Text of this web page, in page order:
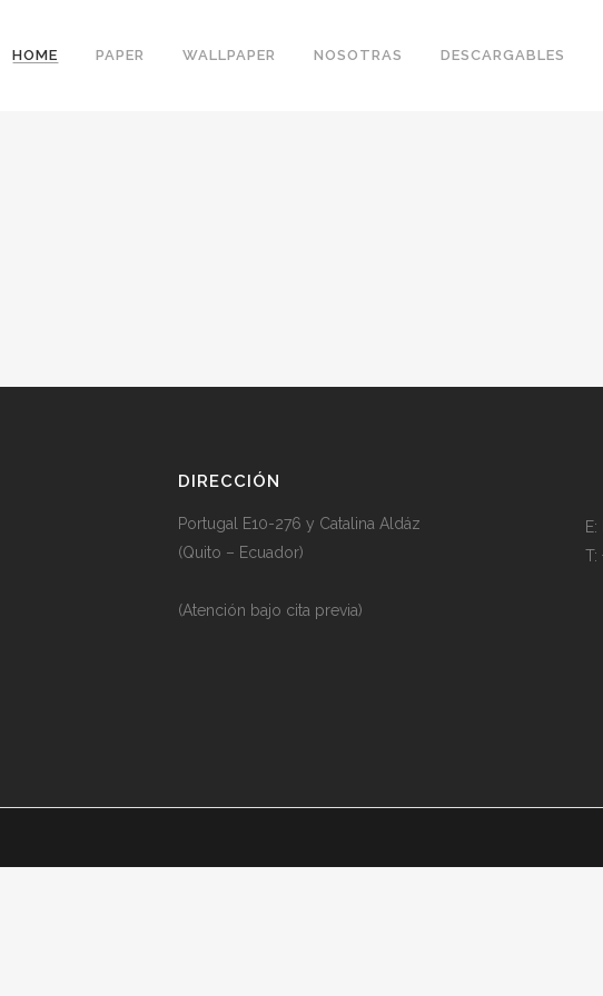
HOME PAPER WALLPAPER NOSOTRAS DESCARGABLES
DIRECCIÓN
Portugal E10-276 y Catalina Aldáz
(Quito – Ecuador)
(Atención bajo cita previa)
E:
T: